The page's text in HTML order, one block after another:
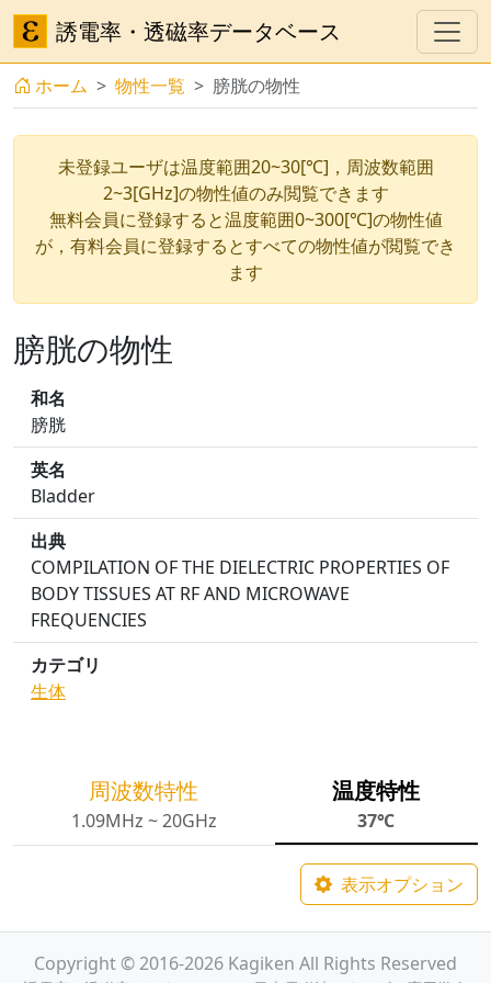
誘電率・透磁率データベース
ホーム 物性一覧 膀胱の物性
未登録ユーザは温度範囲20~30[℃]，周波数範囲
2~3[GHz]の物性値のみ閲覧できます
無料会員に登録すると温度範囲0~300[℃]の物性値
が，有料会員に登録するとすべての物性値が閲覧でき
ます
膀胱の物性
和名
膀胱
英名
Bladder
出典
COMPILATION OF THE DIELECTRIC PROPERTIES OF
BODY TISSUES AT RF AND MICROWAVE
FREQUENCIES
カテゴリ
生体
周波数特性
1.09MHz ~ 20GHz
温度特性
37℃
表示オプション
Copyright © 2016-2026 Kagiken All Rights Reserved